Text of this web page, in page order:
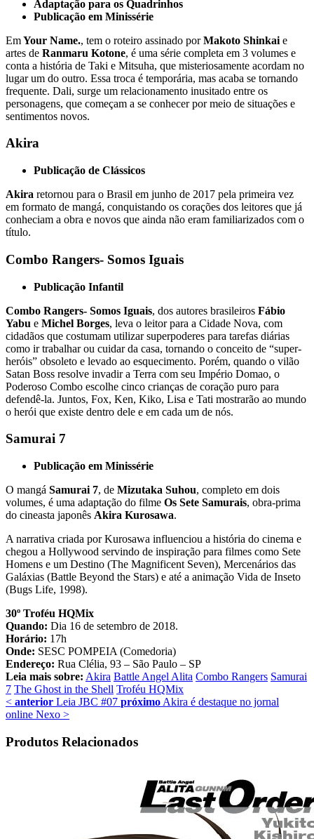
Adaptação para os Quadrinhos
Publicação em Minissérie
EmYour Name., tem o roteiro assinado porMakoto Shinkai e
artes de Ranmaru Kotone, é uma série completa em 3 volumes e
conta a história de Taki e Mitsuha, que misteriosamente acordam no
lugar um do outro. Essa troca é temporária, mas acaba se tornando
frequente. Dali, surge um relacionamento inusitado entre os
personagens, que começam a se conhecer por meio de situações e
sentimentos novos.
Akira
Publicação de Clássicos
Akira retornou para o Brasil em junho de 2017 pela primeira vez
em formato de mangá, conquistando os corações dos leitores que já
conheciam a obra e novos que ainda não eram familiarizados com o
título.
Combo Rangers- Somos Iguais
Publicação Infantil
Combo Rangers- Somos Iguais, dos autores brasileiros Fábio
Yabu e Michel Borges, leva o leitor para a Cidade Nova, com
cidadãos que costumam utilizar superpoderes para tarefas diárias
como ir trabalhar ou cuidar da casa, tornando o conceito de “super-
heróis” obsoleto e levado ao esquecimento. Porém, quando o vilão
Satan Boss resolve invadir a Terra com seu Império Domao, o
Poderoso Combo escolhe cinco crianças de coração puro para
defendê-la. Juntos, Fox, Ken, Kiko, Lisa e Tati mostrarão ao mundo
o herói que existe dentro dele e em cada um de nós.
Samurai 7
Publicação em Minissérie
O mangá Samurai 7, de Mizutaka Suhou, completo em dois
volumes, é uma adaptação do filme Os Sete Samurais, obra-prima
do cineasta japonês Akira Kurosawa.
A narrativa criada por Kurosawa influenciou a história do cinema e
chegou a Hollywood servindo de inspiração para filmes como Sete
Homens e um Destino (The Magnificent Seven), Mercenários das
Galáxias (Battle Beyond the Stars) e até a animação Vida de Inseto
(Bugs Life, 1998).
30º Troféu HQMix
Quando: Dia 16 de setembro de 2018.
Horário: 17h
Onde: SESC POMPEIA (Comedoria)
Endereço: Rua Clélia, 93 – São Paulo – SP
Leia mais sobre: Akira Battle Angel Alita Combo Rangers Samurai
7 The Ghost in the Shell Troféu HQMix
< anterior Leia JBC #07 próximo Akira é destaque no jornal
online Nexo >
Produtos Relacionados